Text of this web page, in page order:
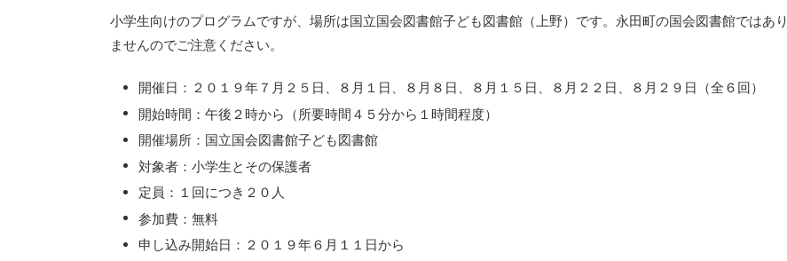
小学生向けのプログラムですが、場所は国立国会図書館子ども図書館（上野）です。永田町の国会図書館ではあり
ませんのでご注意ください。
開催日：２０１９年７月２５日、８月１日、８月８日、８月１５日、８月２２日、８月２９日（全６回）
開始時間：午後２時から（所要時間４５分から１時間程度）
開催場所：国立国会図書館子ども図書館
対象者：小学生とその保護者
定員：１回につき２０人
参加費：無料
申し込み開始日：２０１９年６月１１日から